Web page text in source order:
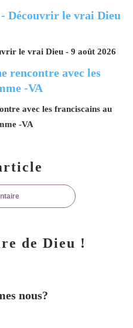
le vrai Dieu - 9 août 2026
avec les franciscains au
-VA
de Dieu !
nous?